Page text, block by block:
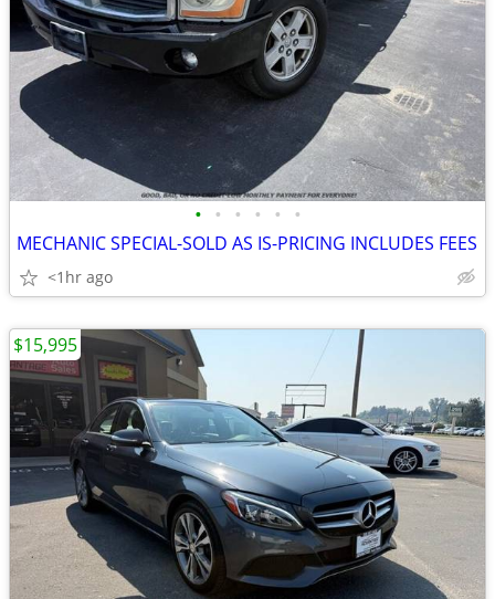
• • • • • •
MECHANIC SPECIAL-SOLD AS IS-PRICING INCLUDES FEES
<1hr ago
$15,995